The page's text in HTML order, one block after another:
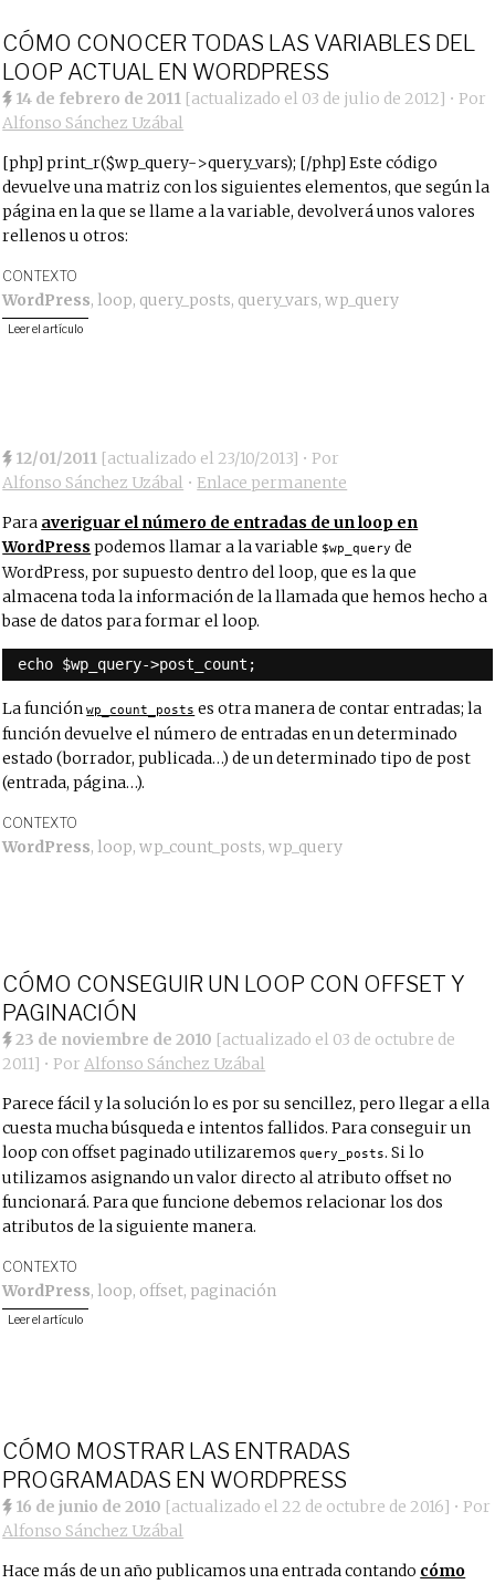
CÓMO CONOCER TODAS LAS VARIABLES DEL
LOOP ACTUAL EN WORDPRESS
14 de febrero de 2011 [actualizado el 03 de julio de 2012] • Por
Alfonso Sánchez Uzábal
[php] print_r($wp_query->query_vars); [/php] Este código
devuelve una matriz con los siguientes elementos, que según la
página en la que se llame a la variable, devolverá unos valores
rellenos u otros:
CONTEXTO
WordPress,loop, query_posts, query_vars,wp_query
Leer el artículo
12/01/2011 [actualizado el 23/10/2013] • Por
Alfonso Sánchez Uzábal • Enlace permanente
Para averiguar el número de entradas de un loop en
WordPress podemos llamar a la variable $wp_query de
WordPress, por supuesto dentro del loop, que es la que
almacena toda la información de la llamada que hemos hecho a
base de datos para formar el loop.
echo $wp_query->post_count;
La funciónwp_count_posts es otra manera de contar entradas; la
función devuelve el número de entradas en un determinado
estado (borrador, publicada…) de un determinado tipo de post
(entrada, página…).
CONTEXTO
WordPress,loop,wp_count_posts,wp_query
CÓMO CONSEGUIR UN LOOP CON OFFSET Y
PAGINACIÓN
23 de noviembre de 2010 [actualizado el 03 de octubre de
2011] • PorAlfonso Sánchez Uzábal
Parece fácil y la solución lo es por su sencillez, pero llegar a ella
cuesta mucha búsqueda e intentos fallidos. Para conseguir un
loop con offset paginado utilizaremosquery_posts. Si lo
utilizamos asignando un valor directo al atributo offset no
funcionará. Para que funcione debemos relacionar los dos
atributos de la siguiente manera.
CONTEXTO
WordPress,loop, offset, paginación
Leer el artículo
CÓMO MOSTRAR LAS ENTRADAS
PROGRAMADAS EN WORDPRESS
16 de junio de 2010 [actualizado el 22 de octubre de 2016] • Por
Alfonso Sánchez Uzábal
Hace más de un año publicamos una entrada contando cómo